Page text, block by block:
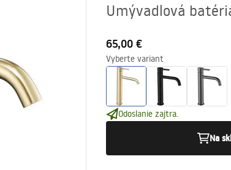
Umývadlová
65,00 €
Vyberte variant
Odoslanie zajtra.
Na